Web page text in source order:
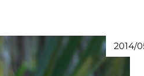
2014/